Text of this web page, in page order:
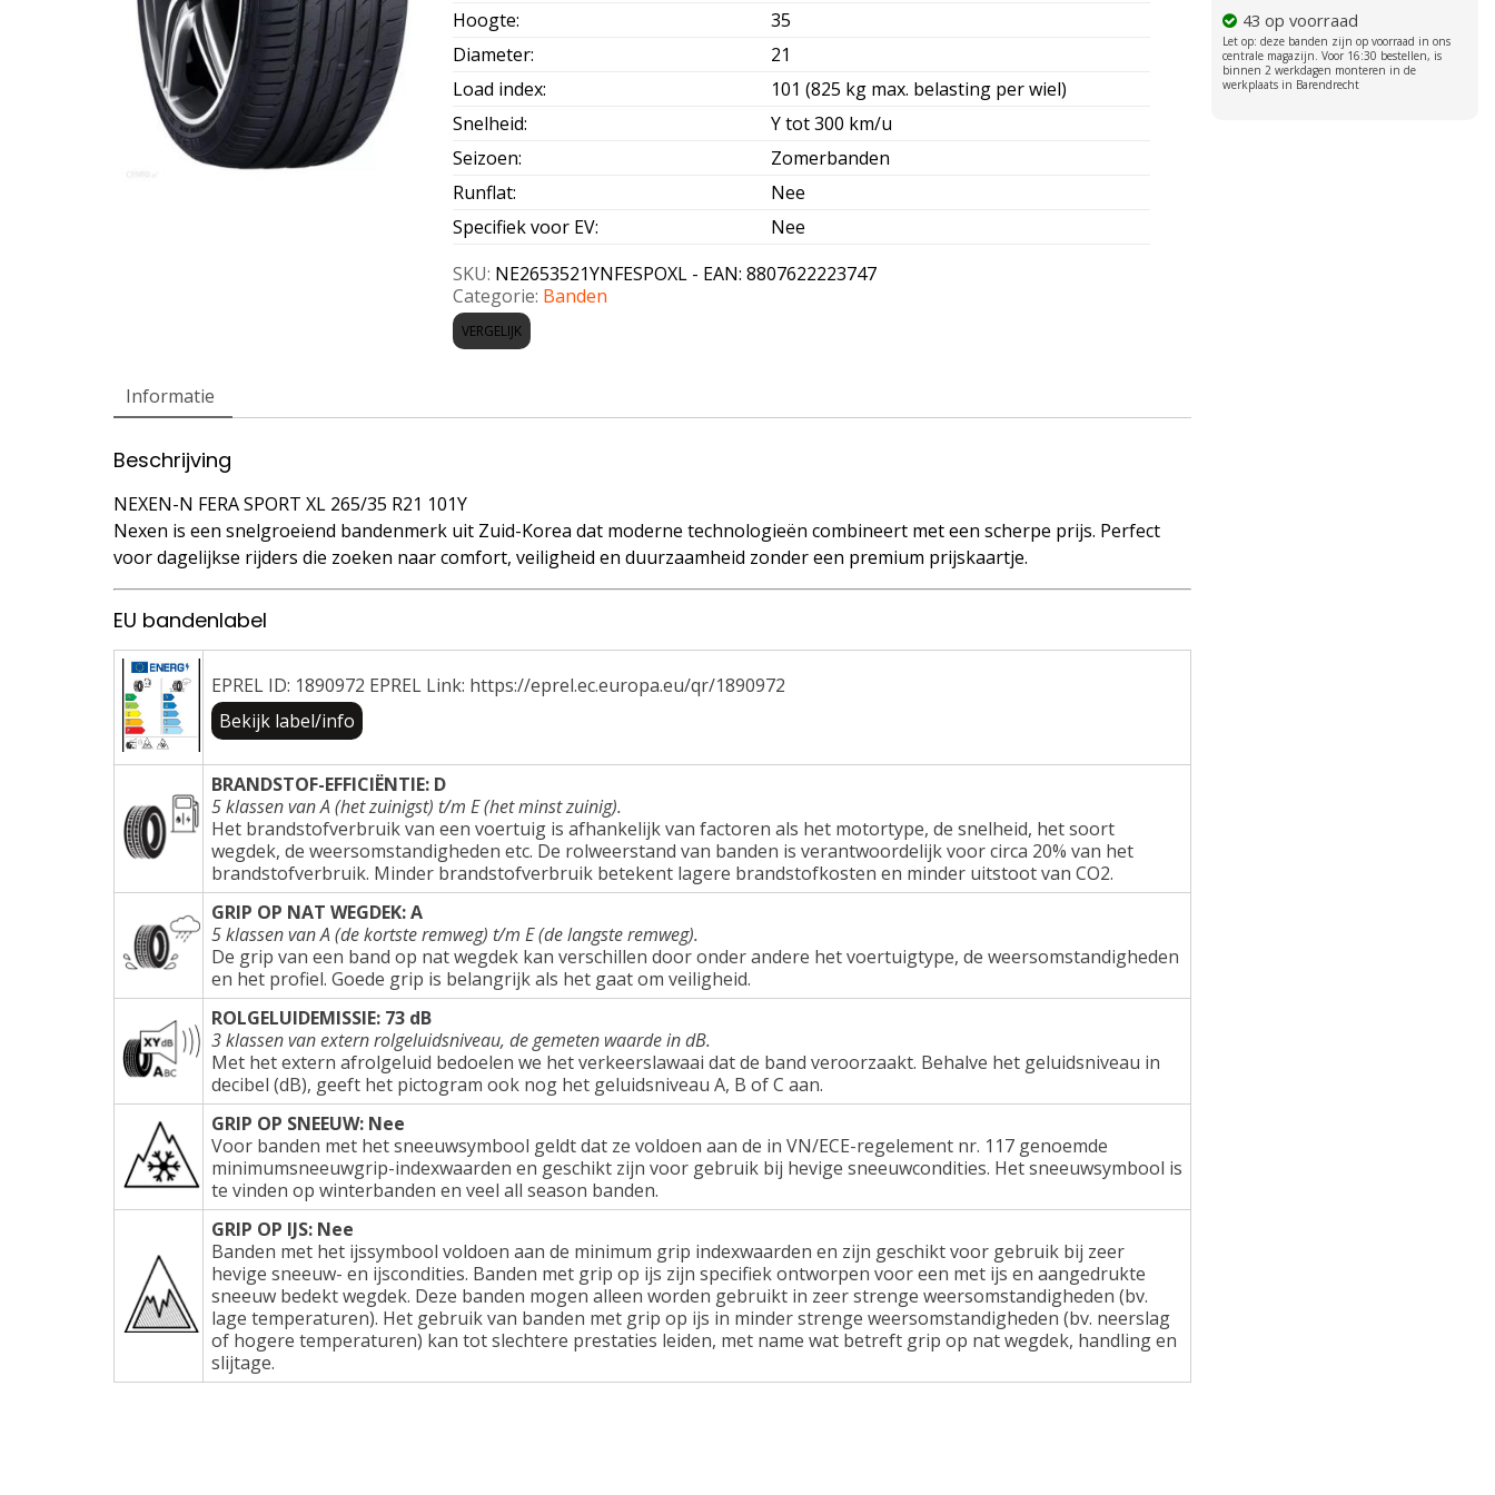
Hoogte:
35
Diameter:
21
Load index:
101 (825 kg max. belasting per wiel)
Snelheid:
Y tot 300 km/u
Seizoen:
Zomerbanden
Runflat:
Nee
Specifiek voor EV:
Nee
SKU: NE2653521YNFESPOXL - EAN: 8807622223747
Categorie: Banden
VERGELIJK
43 op voorraad
Informatie
Beschrijving
NEXEN-N FERA SPORT XL 265/35 R21 101Y
Nexen is een snelgroeiend bandenmerk uit Zuid-Korea dat moderne technologieën combineert met een scherpe prijs. Perfect
voor dagelijkse rijders die zoeken naar comfort, veiligheid en duurzaamheid zonder een premium prijskaartje.
EU bandenlabel
EPREL ID: 1890972 EPREL Link: https://eprel.ec.europa.eu/qr/1890972
Bekijk label/info
BRANDSTOF-EFFICIËNTIE: D
5 klassen van A (het zuinigst) t/m E (het minst zuinig).
Het brandstofverbruik van een voertuig is afhankelijk van factoren als het motortype, de snelheid, het soort
wegdek, de weersomstandigheden etc. De rolweerstand van banden is verantwoordelijk voor circa 20% van het
brandstofverbruik. Minder brandstofverbruik betekent lagere brandstofkosten en minder uitstoot van CO2.
GRIP OP NAT WEGDEK: A
5 klassen van A (de kortste remweg) t/m E (de langste remweg).
De grip van een band op nat wegdek kan verschillen door onder andere het voertuigtype, de weersomstandigheden
en het profiel. Goede grip is belangrijk als het gaat om veiligheid.
ROLGELUIDEMISSIE: 73 dB
3 klassen van extern rolgeluidsniveau, de gemeten waarde in dB.
Met het extern afrolgeluid bedoelen we het verkeerslawaai dat de band veroorzaakt. Behalve het geluidsniveau in
decibel (dB), geeft het pictogram ook nog het geluidsniveau A, B of C aan.
GRIP OP SNEEUW: Nee
Voor banden met het sneeuwsymbool geldt dat ze voldoen aan de in VN/ECE-regelement nr. 117 genoemde
minimumsneeuwgrip-indexwaarden en geschikt zijn voor gebruik bij hevige sneeuwcondities. Het sneeuwsymbool is
te vinden op winterbanden en veel all season banden.
GRIP OP IJS: Nee
Banden met het ijssymbool voldoen aan de minimum grip indexwaarden en zijn geschikt voor gebruik bij zeer
hevige sneeuw- en ijscondities. Banden met grip op ijs zijn specifiek ontworpen voor een met ijs en aangedrukte
sneeuw bedekt wegdek. Deze banden mogen alleen worden gebruikt in zeer strenge weersomstandigheden (bv.
lage temperaturen). Het gebruik van banden met grip op ijs in minder strenge weersomstandigheden (bv. neerslag
of hogere temperaturen) kan tot slechtere prestaties leiden, met name wat betreft grip op nat wegdek, handling en
slijtage.